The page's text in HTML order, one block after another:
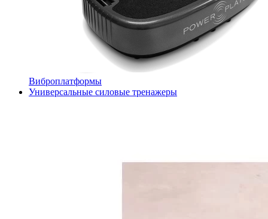
Виброплатформы
Универсальные силовые тренажеры